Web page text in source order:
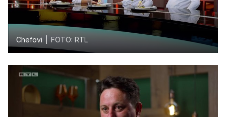
Chefovi FOTO: RTL